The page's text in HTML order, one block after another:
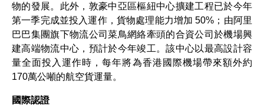
物的發展。此外，敦豪中亞區樞紐中心擴建工程已於今年
第一季完成並投入運作，貨物處理能力增加 50%；由阿里
巴巴集團旗下物流公司菜鳥網絡牽頭的合資公司於機場興
建高端物流中心，預計於今年竣工。該中心以最高設計容
量全面投入運作時，每年將為香港國際機場帶來額外約
170萬公噸的航空貨運量。
國際認證